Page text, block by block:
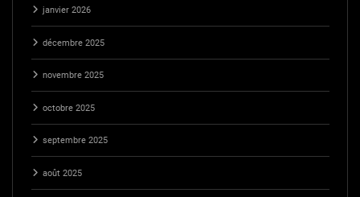
janvier 2026
décembre 2025
novembre 2025
octobre 2025
septembre 2025
août 2025